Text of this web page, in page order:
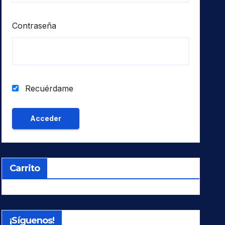
Contraseña
Recuérdame
Carrito
¡Síguenos!